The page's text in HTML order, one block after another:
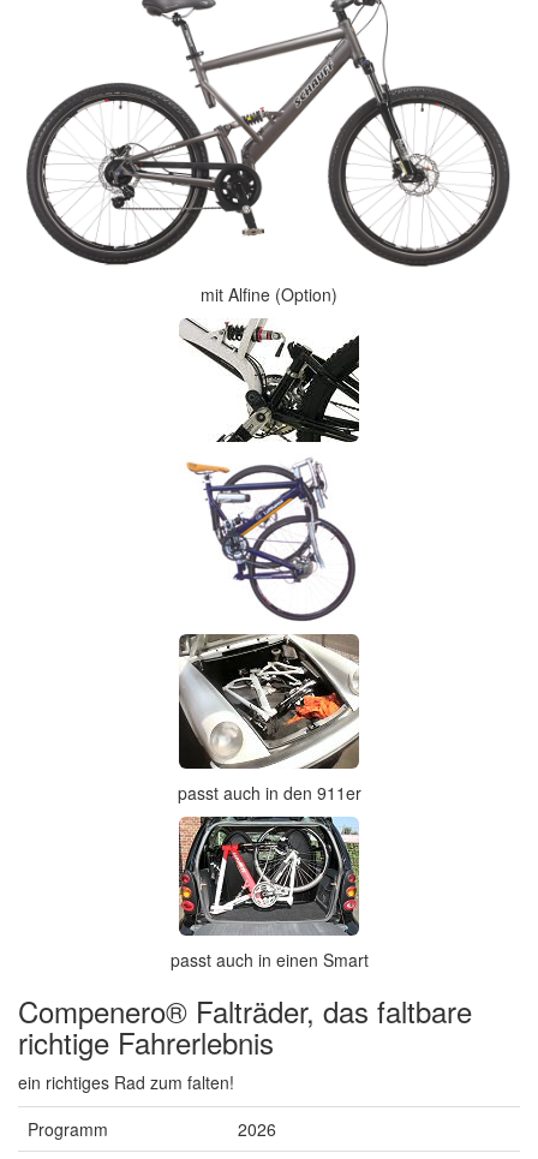
mit Alfine (Option)
passt auch in den 911er
passt auch in einen Smart
Compenero® Falträder, das faltbare
richtige Fahrerlebnis
ein richtiges Rad zum falten!
Programm
2026